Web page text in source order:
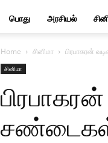
&
பொது அரசியல்
Home சினிமா பிரபாகரன்
சினிமா